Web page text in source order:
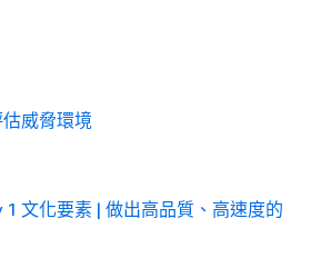
估威脅環境
1 文化要素 | 做出高品質、高速度的